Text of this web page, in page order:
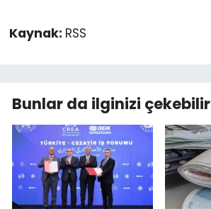
Kaynak: RSS
Bunlar da ilginizi çekebilir